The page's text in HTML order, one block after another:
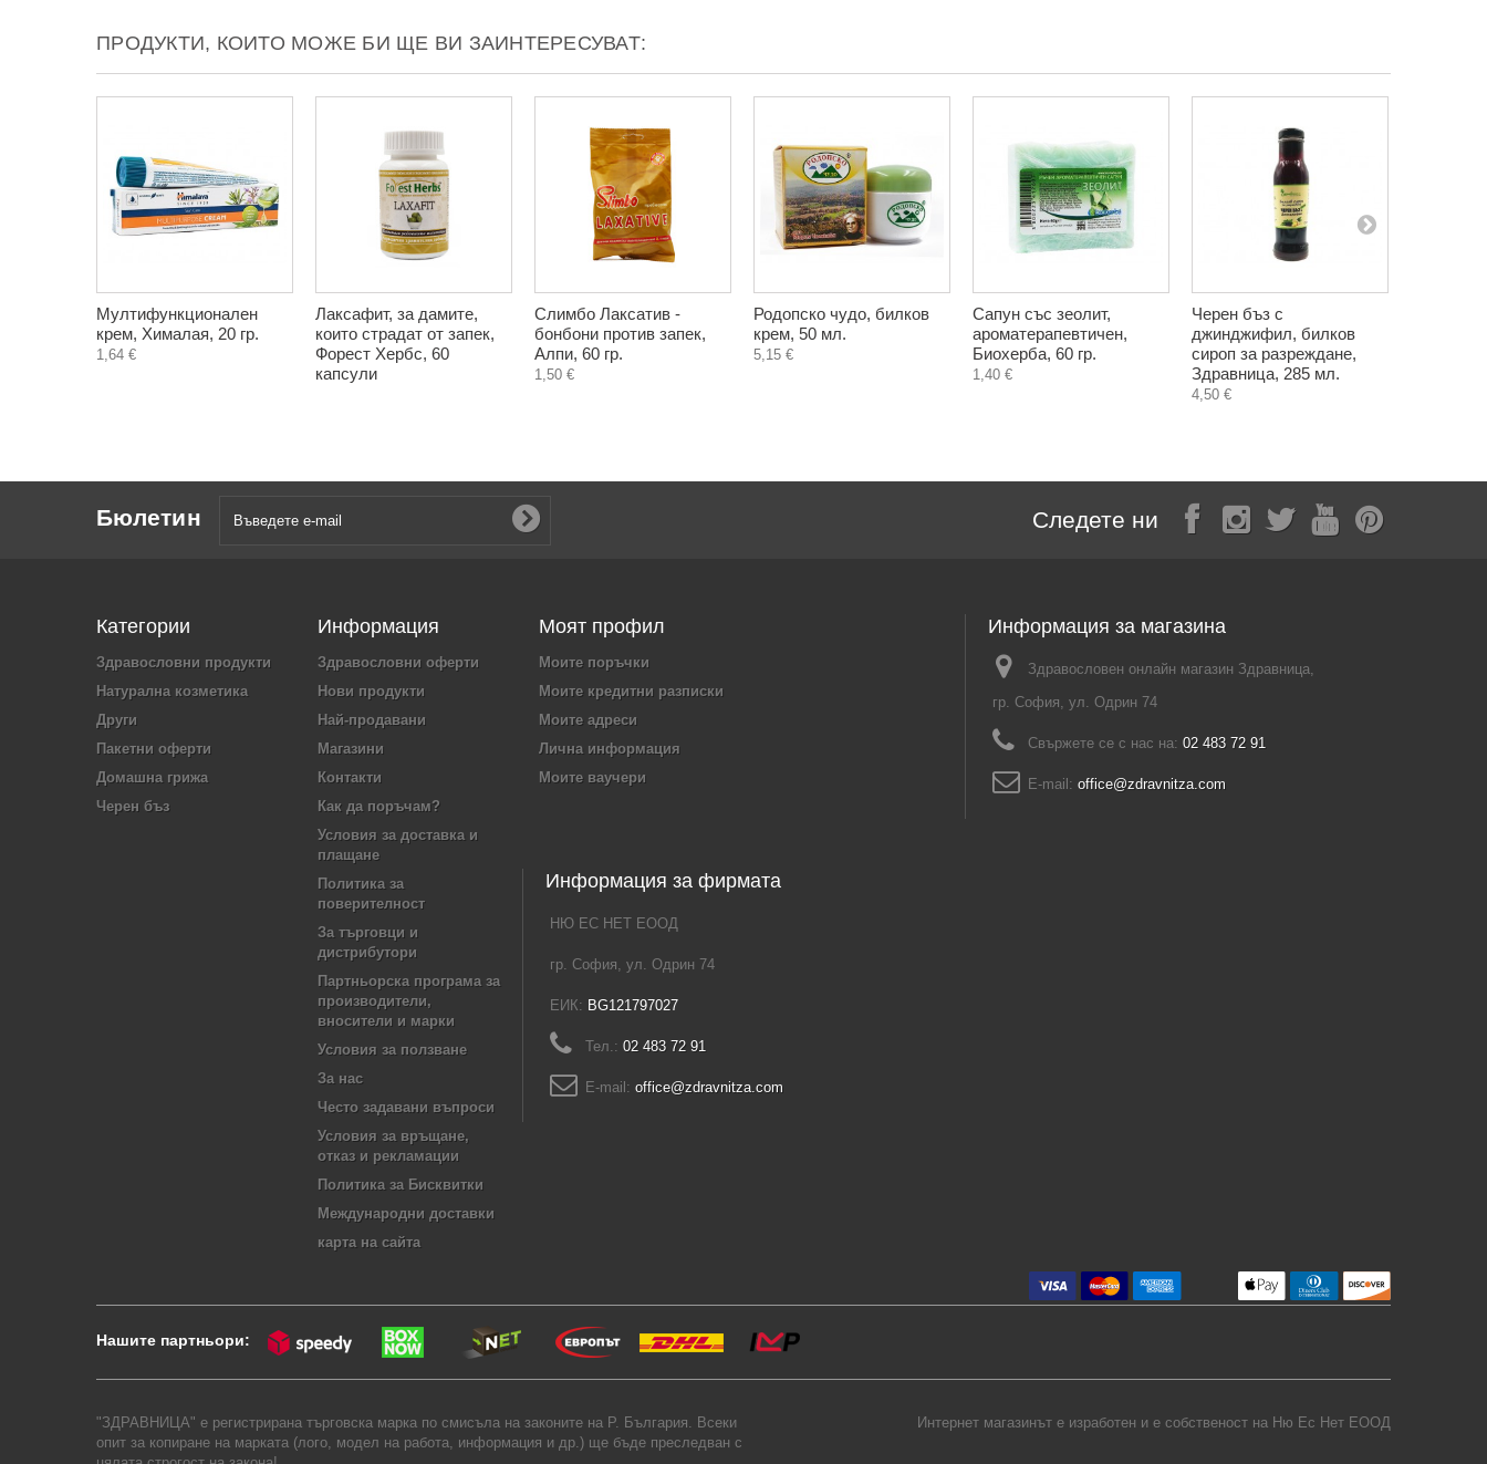
ПРОДУКТИ, КОИТО МОЖЕ БИ ЩЕ ВИ ЗАИНТЕРЕСУВАТ:
Мултифункционален
крем, Хималая, 20 гр.
1,64 €
Лаксафит, за дамите,
които страдат от запек,
Форест Хербс, 60
капсули
Слимбо Лаксатив -
бонбони против запек,
Алпи, 60 гр.
1,50 €
Родопско чудо, билков
крем, 50 мл.
5,15 €
Сапун със зеолит,
ароматерапевтичен,
Биохерба, 60 гр.
1,40 €
Черен бъз с
джинджифил, билков
сироп за разреждане,
Здравница, 285 мл.
4,50 €
Бюлетин Следете ни
Категории
Здравословни продукти
Натурална козметика
Други
Пакетни оферти
Домашна грижа
Черен бъз
Информация
Здравословни оферти
Нови продукти
Най-продавани
Магазини
Контакти
Как да поръчам?
Условия за доставка и
плащане
Политика за
поверителност
За търговци и
дистрибутори
Партньорска програма за
производители,
вносители и марки
Условия за ползване
За нас
Често задавани въпроси
Условия за връщане,
отказ и рекламации
Политика за Бисквитки
Международни доставки
карта на сайта
Моят профил
Моите поръчки
Моите кредитни разписки
Моите адреси
Лична информация
Моите ваучери
Информация за магазина
Здравословен онлайн магазин Здравница,
гр. София, ул. Одрин 74
Свържете се с нас на: 02 483 72 91
E-mail: office@zdravnitza.com
Информация за фирмата
НЮ ЕС НЕТ ЕООД
гр. София, ул. Одрин 74
ЕИК: BG121797027
Тел.: 02 483 72 91
E-mail: office@zdravnitza.com
Нашите партньори:
"ЗДРАВНИЦА" е регистрирана търговска марка по смисъла на законите на Р. България. Всеки
опит за копиране на марката (лого, модел на работа, информация и др.) ще бъде преследван с
Интернет магазинът е изработен и е собственост на Ню Ес Нет ЕООД